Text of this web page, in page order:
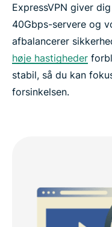
ExpressVPN giver
40Gbps-servere og
afbalancerer
høje hastigheder
stabil, så du kan
forsinkelsen.